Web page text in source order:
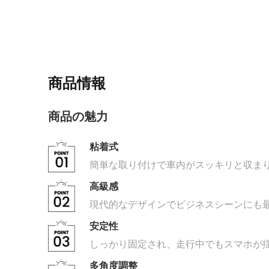
商品情報
商品の魅力
粘着式
簡単な取り付けで車内がスッキリと収ま
高級感
現代的なデザインでビジネスシーンにも
安定性
しっかり固定され、走行中でもスマホが
多角度調整